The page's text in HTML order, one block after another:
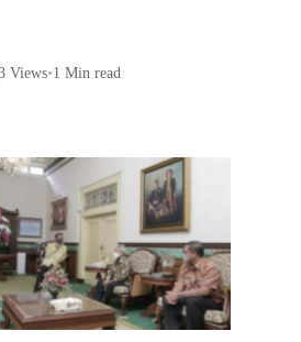
Views•1 Min read